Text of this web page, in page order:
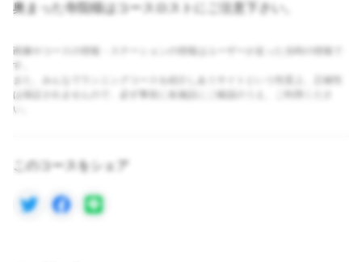
奥まった寺院様はコースロストにご注意下さい。
画像やコースの情報・ステーションの情報はユーザーが走った当時の情報で
す。
また、みんなでランニングコースを紹介しあうサイトという性質上、正確性
は保証されませんので、必ず事前に各施設にご確認のうえ、ご利用くださ
い。
このコースをシェア